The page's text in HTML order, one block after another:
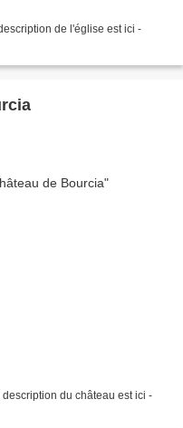
de l'église est ici -
du château est ici -